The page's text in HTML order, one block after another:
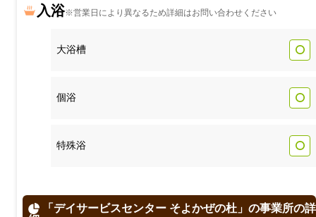
入浴※営業日により異なるため詳細はお問い合わせください
大浴槽
個浴
特殊浴
「デイサービスセンター そよかぜの杜」の事業所の詳